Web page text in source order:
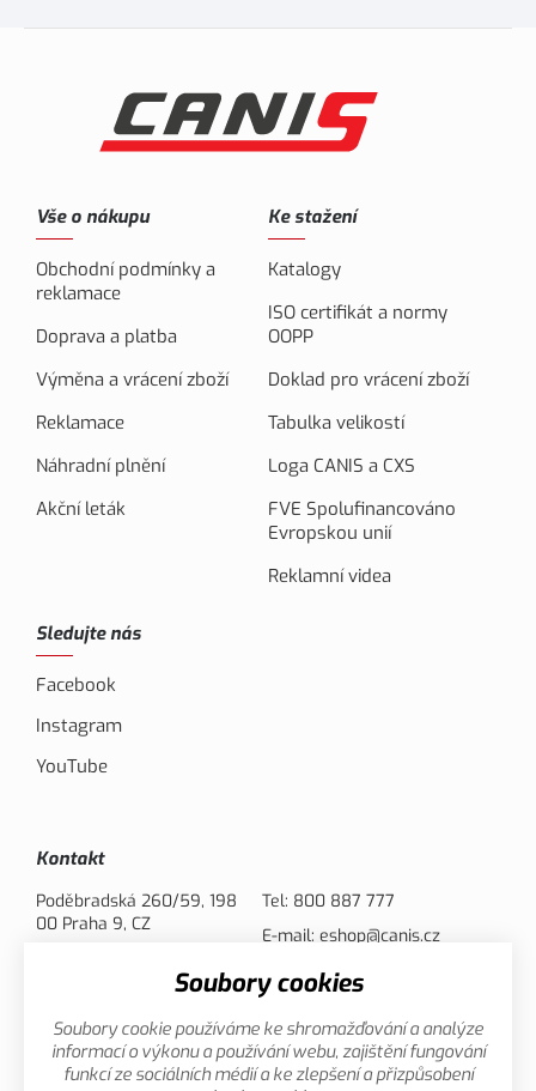
Vše o nákupu
Obchodní podmínky a
reklamace
Doprava a platba
Výměna a vrácení zboží
Reklamace
Náhradní plnění
Akční leták
Ke stažení
Katalogy
ISO certifikát a normy
OOPP
Doklad pro vrácení zboží
Tabulka velikostí
Loga CANIS a CXS
FVE Spolufinancováno
Evropskou unií
Reklamní videa
Sledujte nás
Facebook
Instagram
YouTube
Kontakt
Poděbradská 260/59, 198
00 Praha 9, CZ
Tel: 800 887 777
E-mail: eshop@canis.cz
Možnosti platby
Soubory cookies
Soubory cookie používáme ke shromažďování a analýze
informací o výkonu a používání webu, zajištění fungování
funkcí ze sociálních médií a ke zlepšení a přizpůsobení